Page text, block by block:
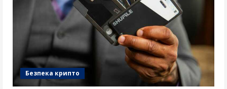
Безпека крипто